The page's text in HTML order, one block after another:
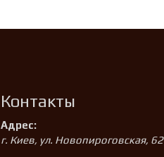
Контакты
Адрес:
г. Киев, ул. Новопироговская, 62